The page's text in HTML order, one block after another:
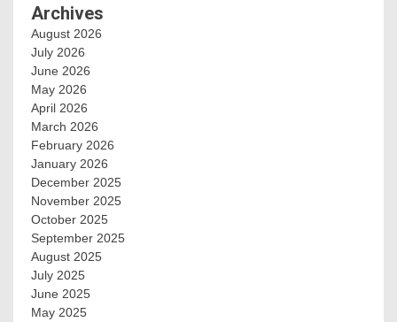
Archives
August 2026
July 2026
June 2026
May 2026
April 2026
March 2026
February 2026
January 2026
December 2025
November 2025
October 2025
September 2025
August 2025
July 2025
June 2025
May 2025